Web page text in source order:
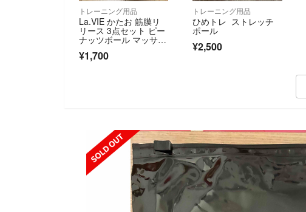
トレーニング用品
La.VIE かたお 筋膜リ
リース 3点セット ピー
ナッツボール マッサー
ジローラー
¥1,700
トレーニング用品
ひめトレ ストレッチ
ポール
¥2,500
SOLD OUT